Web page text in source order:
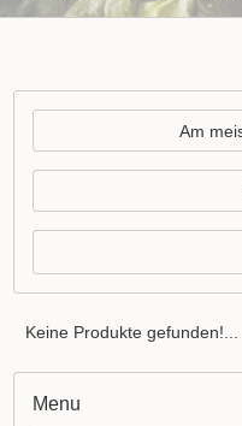
Am
Keine Produkte gefunden!...
Menu